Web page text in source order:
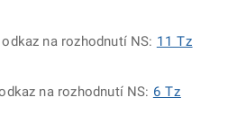
odkaz na rozhodnutí NS: 11 Tz
na rozhodnutí NS: 6 Tz